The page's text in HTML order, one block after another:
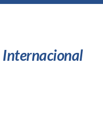
Internacional